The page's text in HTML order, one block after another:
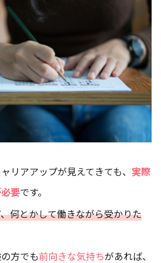
リアアップが見えてきても、 実際
要です。
何とかして働きながら受かりた
方でも前向きな気持ちがあれば、